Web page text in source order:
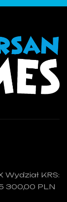
Wydział KRS:
300,00 PLN